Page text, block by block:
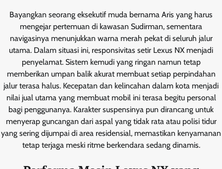
Bayangkan seorang eksekutif muda bernama Aris yang harus
mengejar pertemuan di kawasan Sudirman, sementara
navigasinya menunjukkan warna merah pekat di seluruh jalur
utama. Dalam situasi ini, responsivitas setir Lexus NX menjadi
penyelamat. Sistem kemudi yang ringan namun tetap
memberikan umpan balik akurat membuat setiap perpindahan
jalur terasa halus. Kecepatan dan kelincahan dalam kota menjadi
nilai jual utama yang membuat mobil ini terasa begitu personal
bagi penggunanya. Karakter suspensinya pun dirancang untuk
menyerap guncangan dari aspal yang tidak rata atau polisi tidur
yang sering dijumpai di area residensial, memastikan kenyamanan
tetap terjaga meski ritme berkendara sedang dinamis.